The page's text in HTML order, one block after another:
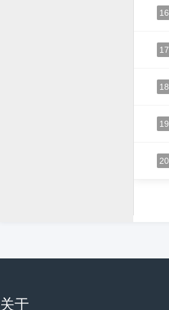
16
17
18
19
20
关于